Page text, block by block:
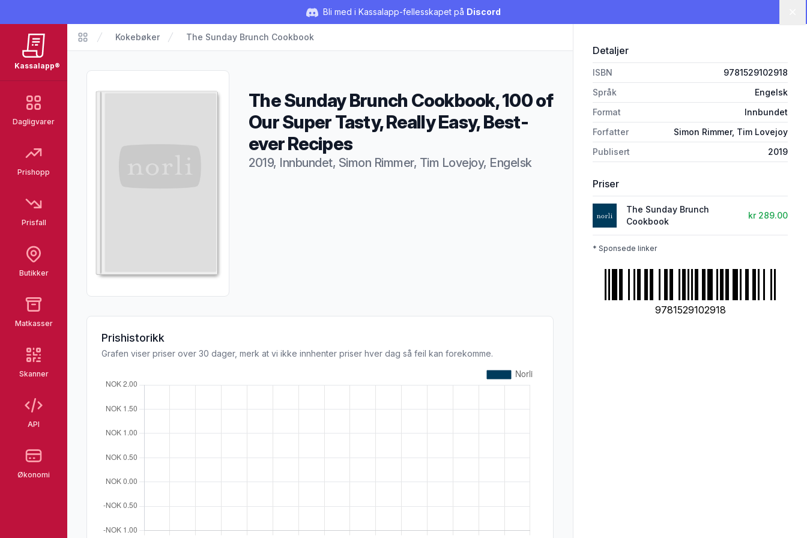
Bli med i Kassalapp-fellesskapet på Discord
Kassalapp®
Dagligvarer
Prishopp
Prisfall
Butikker
Matkasser
Skanner
API
Økonomi
Kassalapp®
Kokebøker The Sunday Brunch Cookbook
The Sunday Brunch Cookbook, 100 of
Our Super Tasty, Really Easy, Best-
ever Recipes
2019, Innbundet, Simon Rimmer, Tim Lovejoy, Engelsk
Prishistorikk
Grafen viser priser over 30 dager, merk at vi ikke innhenter priser hver dag så feil kan forekomme.
Detaljer
ISBN
9781529102918
Språk
Engelsk
Format
Innbundet
Forfatter
Simon Rimmer, Tim Lovejoy
Publisert
2019
Priser
The Sunday Brunch
Cookbook
kr 289.00
* Sponsede linker
9781529102918